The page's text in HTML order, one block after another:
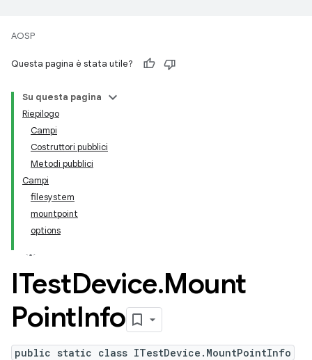
AOSP
Questa pagina è stata utile?
Su questa pagina
Riepilogo
Campi
Costruttori pubblici
Metodi pubblici
Campi
filesystem
mountpoint
options
ITestDevice.Mount
PointInfo
public static class ITestDevice.MountPointInfo